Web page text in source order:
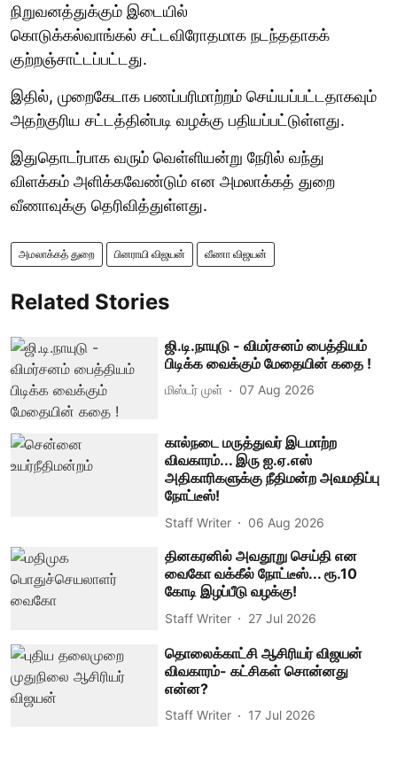
நிறுவனத்துக்கும் இடையில்
கொடுக்கல்வாங்கல் சட்டவிரோதமாக நடந்ததாகக்
குற்றஞ்சாட்டப்பட்டது.
இதில், முறைகேடாக பணப்பரிமாற்றம் செய்யப்பட்டதாகவும்
அதற்குரிய சட்டத்தின்படி வழக்கு பதியப்பட்டுள்ளது.
இதுதொடர்பாக வரும் வெள்ளியன்று நேரில் வந்து
விளக்கம் அளிக்கவேண்டும் என அமலாக்கத் துறை
வீணாவுக்கு தெரிவித்துள்ளது.
அமலாக்கத் துறை பினராயி விஜயன் வீணா விஜயன்
Related Stories
ஜி.டி.நாயுடு - விமர்சனம் பைத்தியம்
பிடிக்க வைக்கும் மேதையின் கதை !
மிஸ்டர் முள் 07 Aug 2026
கால்நடை மருத்துவர் இடமாற்ற
விவகாரம்... இரு ஐ.ஏ.எஸ்
அதிகாரிகளுக்கு நீதிமன்ற அவமதிப்பு
நோட்டீஸ்!
Staff Writer 06 Aug 2026
தினகரனில் அவதூறு செய்தி என
வைகோ வக்கீல் நோட்டீஸ்... ரூ.10
கோடி இழப்பீடு வழக்கு!
Staff Writer 27 Jul 2026
தொலைக்காட்சி ஆசிரியர் விஜயன்
விவகாரம்- கட்சிகள் சொன்னது
என்ன?
Staff Writer 17 Jul 2026